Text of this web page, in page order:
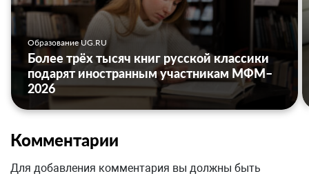
Образование UG.RU
Более трёх тысяч книг русской классики
подарят иностранным участникам МФМ–
2026
Комментарии
Для добавления комментария вы должны быть